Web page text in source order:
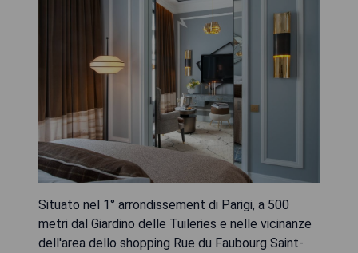
Situato nel 1° arrondissement di Parigi, a 500
metri dal Giardino delle Tuileries e nelle vicinanze
dell'area dello shopping Rue du Faubourg Saint-